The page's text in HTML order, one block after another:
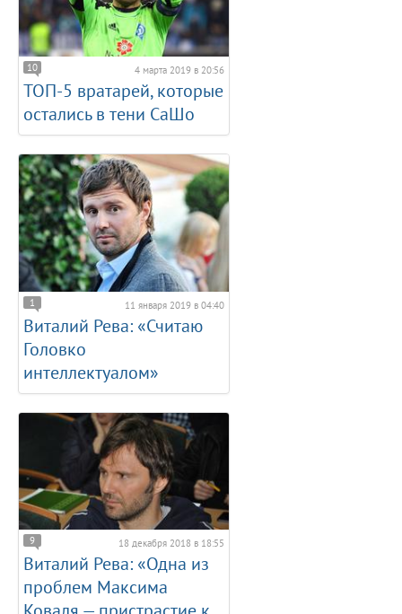
10 4 марта 2019 в 20:56
ТОП-5 вратарей, которые
остались в тени СаШо
1 11 января 2019 в 04:40
Виталий Рева: «Считаю
Головко
интеллектуалом»
9 18 декабря 2018 в 18:55
Виталий Рева: «Одна из
проблем Максима